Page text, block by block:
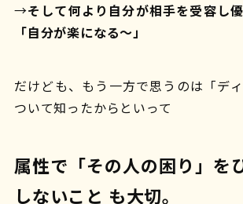
→そして何より自分が相手を受容し
「自分が楽になる～」
だけども、もう一方で思うのは「デ
ついて知ったからといって
属性で「その人の困り」を
しないこと も大切。